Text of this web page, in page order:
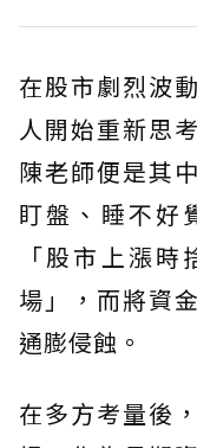
在股市劇烈波
人開始重新思
陳老師便是其
盯盤、睡不好
「股市上漲
場」，而將資
通膨侵蝕。
在多方考量後